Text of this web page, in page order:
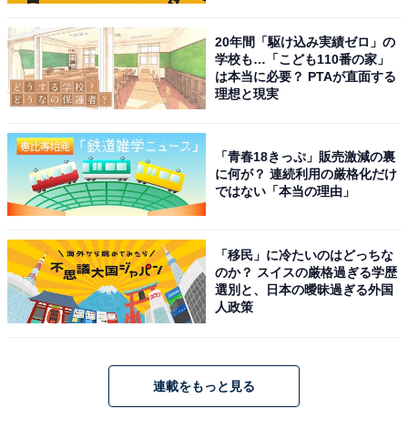
天童温泉 ほほえみの宿 滝の湯（画像：「天童温泉 ほほえみの宿 滝の湯」公
「天童温泉 ほほえみの宿 滝の湯」は、山形県天童市に位
置する「人と自然にやさしい」がコンセプトの宿です。
広々とした「大浴場・露天風呂」では名湯を堪能でき、
り体験」など、趣向を凝らしたもてなしも評判です。
20年間「駆け込み実績ゼロ」の
学校も…「こども110番の家」
は本当に必要？ PTAが直面する
理想と現実
「青春18きっぷ」販売激減の裏
に何が？ 連続利用の厳格化だけ
ではない「本当の理由」
「移民」に冷たいのはどっちな
のか？ スイスの厳格過ぎる学歴
選別と、日本の曖昧過ぎる外国
人政策
連載をもっと見る